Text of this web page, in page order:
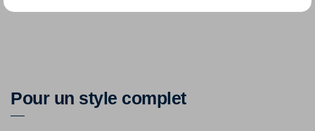
Pour un style complet